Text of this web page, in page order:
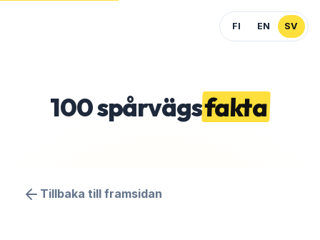
FI EN SV
100spårvägsfakta
Tillbaka till framsidan